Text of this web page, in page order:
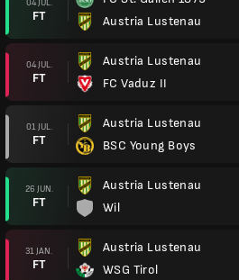
04 JUL.
FT
Austria Lustenau
04 JUL.
FT
Austria Lustenau
FC Vaduz II
01 JUL.
FT
Austria Lustenau
BSC Young Boys
26 JUN.
FT
Austria Lustenau
Wil
31 JAN.
FT
Austria Lustenau
WSG Tirol